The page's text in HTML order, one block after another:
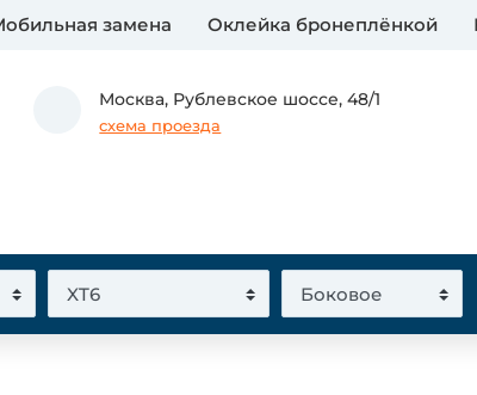
замена Оклейка бронеплёнкой
Москва, Рублевское шоссе, 48/1
схема проезда